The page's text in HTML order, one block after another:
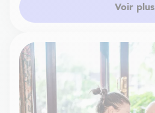
Voir plus